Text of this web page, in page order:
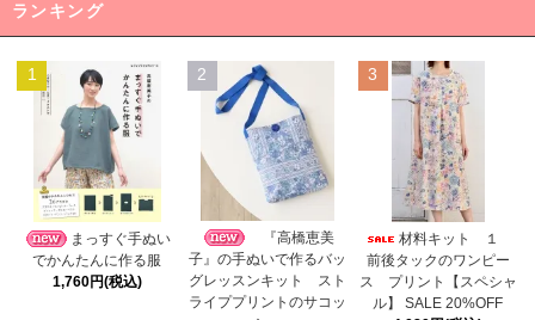
ランキング
1
まっすぐ手ぬい
でかんたんに作る服
1,760円(税込)
2
『高橋恵美
子』の手ぬいで作るバッ
グレッスンキット スト
ライププリントのサコッ
3
材料キット １
前後タックのワンピー
ス プリント【スペシャ
ル】 SALE 20%OFF